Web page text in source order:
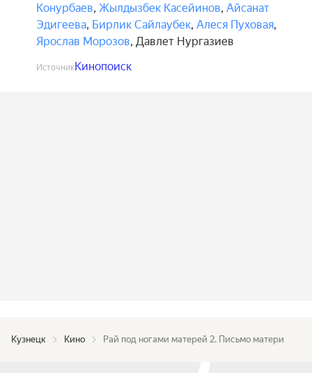
Конурбаев, Жылдызбек Касейинов, Айсанат
Эдигеева, Бирлик Сайлаубек, Алеся Пуховая,
Ярослав Морозов, Давлет Нургазиев
ИсточникКинопоиск
Кузнецк Кино Рай под ногами матерей 2. Письмо матери